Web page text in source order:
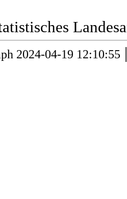
2024-04-19 12:10:55